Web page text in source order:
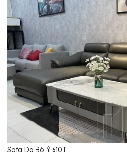
Sofa Da Bò Ý 610T